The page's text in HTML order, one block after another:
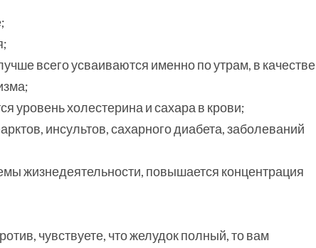
всего усваиваются именно по утрам, в качестве
уровень холестерина и сахара в крови;
инсультов, сахарного диабета, заболеваний
жизнедеятельности, повышается концентрация
чувствуете, что желудок полный, то вам